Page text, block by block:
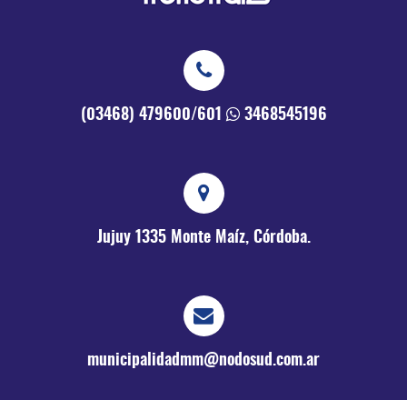
(03468) 479600/601 3468545196
Jujuy 1335 Monte Maíz, Córdoba.
municipalidadmm@nodosud.com.ar